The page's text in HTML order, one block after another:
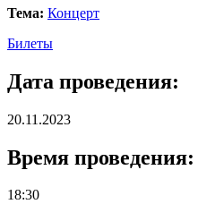
Тема: Концерт
Билеты
Дата проведения:
20.11.2023
Время проведения:
18:30